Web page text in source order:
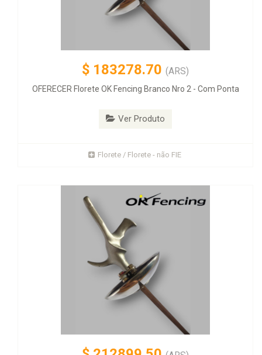
$ 183278.70 (ARS)
OFERECER Florete OK Fencing Branco Nro 2 - Com Ponta
Ver Produto
Florete / Florete - não FIE